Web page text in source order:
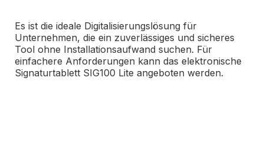
Es ist die ideale Digitalisierungslösung für
Unternehmen, die ein zuverlässiges und sicheres
Tool ohne Installationsaufwand suchen. Für
einfachere Anforderungen kann das elektronische
Signaturtablett SIG100 Lite angeboten werden.